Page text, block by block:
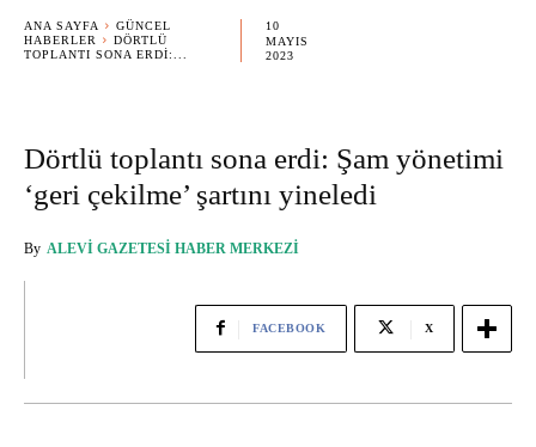
ANA SAYFA
GÜNCEL
HABERLER
DÖRTLÜ
TOPLANTI SONA ERDI:...
10
MAYIS
2023
Dörtlü toplantı sona erdi: Şam yönetimi
‘geri çekilme’ şartını yineledi
By ALEVI GAZETESI HABER MERKEZI
FACEBOOK X